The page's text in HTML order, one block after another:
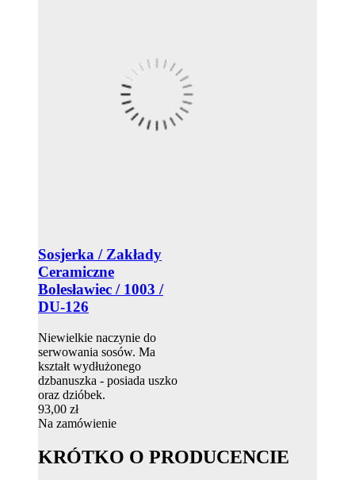
Sosjerka / Zakłady
Ceramiczne
Bolesławiec / 1003 /
DU-126
Niewielkie naczynie do
serwowania sosów. Ma
kształt wydłużonego
dzbanuszka - posiada uszko
oraz dzióbek.
93,00 zł
Na zamówienie
KRÓTKO O PRODUCENCIE